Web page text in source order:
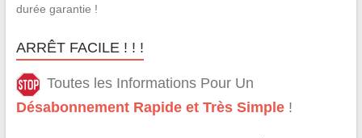
durée garantie !
ARRÊT FACILE ! ! !
Toutes les Informations Pour Un
Désabonnement Rapide et Très Simple!